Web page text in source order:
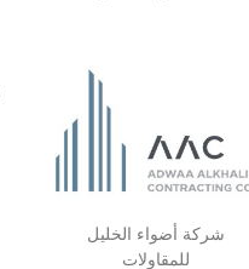
شركة أضواء الخليل
للمقاولات